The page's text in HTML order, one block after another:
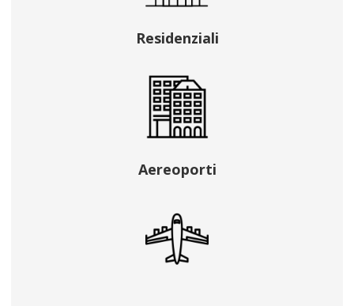
Residenziali
Aereoporti